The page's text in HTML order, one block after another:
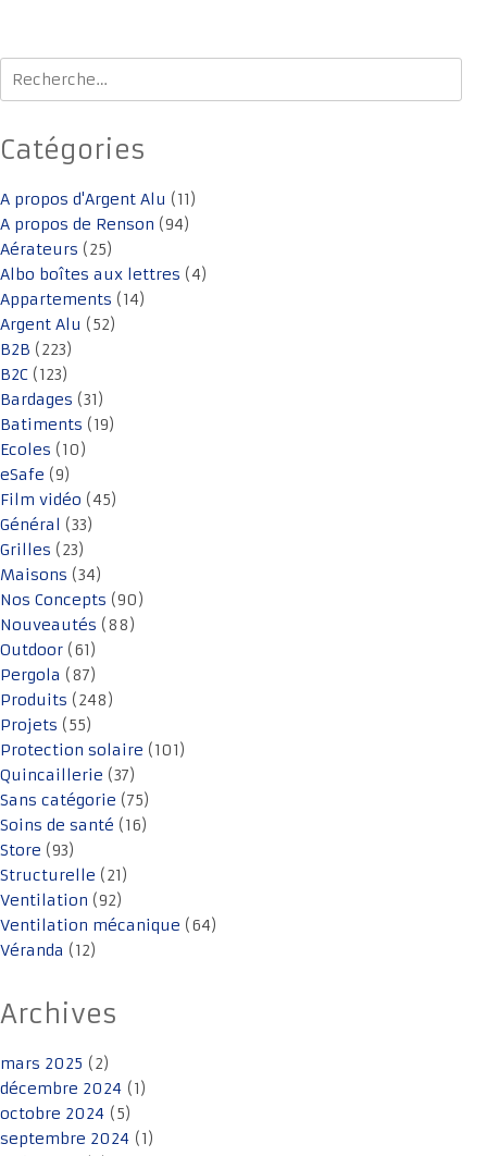
Rechercher :
Catégories
A propos d'Argent Alu (11)
A propos de Renson (94)
Aérateurs (25)
Albo boîtes aux lettres (4)
Appartements (14)
Argent Alu (52)
B2B (223)
B2C (123)
Bardages (31)
Batiments (19)
Ecoles (10)
eSafe (9)
Film vidéo (45)
Général (33)
Grilles (23)
Maisons (34)
Nos Concepts (90)
Nouveautés (88)
Outdoor (61)
Pergola (87)
Produits (248)
Projets (55)
Protection solaire (101)
Quincaillerie (37)
Sans catégorie (75)
Soins de santé (16)
Store (93)
Structurelle (21)
Ventilation (92)
Ventilation mécanique (64)
Véranda (12)
Archives
mars 2025 (2)
décembre 2024 (1)
octobre 2024 (5)
septembre 2024 (1)